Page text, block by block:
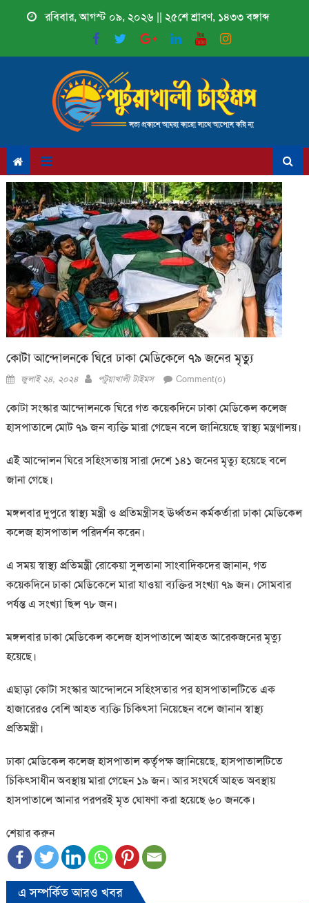
রবিবার, আগস্ট ০৯, ২০২৬ || ২৫শে শ্রাবণ, ১৪৩৩ বঙ্গাব্দ
কোটা আন্দোলনকে ঘিরে ঢাকা মেডিকেলে ৭৯ জনের মৃত্যু
Posted
জুলাই ২৪, ২০২৪ Author
পটুয়াখালী টাইমস Comment(০)
কোটা সংস্কার আন্দোলনকে ঘিরে গত কয়েকদিনে ঢাকা মেডিকেল কলেজ
হাসপাতালে মোট ৭৯ জন ব্যক্তি মারা গেছেন বলে জানিয়েছে স্বাস্থ্য মন্ত্রণালয়।
এই আন্দোলন ঘিরে সহিংসতায় সারা দেশে ১৪১ জনের মৃত্যু হয়েছে বলে
জানা গেছে।
মঙ্গলবার দুপুরে স্বাস্থ্য মন্ত্রী ও প্রতিমন্ত্রীসহ ঊর্ধ্বতন কর্মকর্তারা ঢাকা মেডিকেল
কলেজ হাসপাতাল পরিদর্শন করেন।
এ সময় স্বাস্থ্য প্রতিমন্ত্রী রোকেয়া সুলতানা সাংবাদিকদের জানান, গত
কয়েকদিনে ঢাকা মেডিকেলে মারা যাওয়া ব্যক্তির সংখ্যা ৭৯ জন। সোমবার
পর্যন্ত এ সংখ্যা ছিল ৭৮ জন।
মঙ্গলবার ঢাকা মেডিকেল কলেজ হাসপাতালে আহত আরেকজনের মৃত্যু
হয়েছে।
এছাড়া কোটা সংস্কার আন্দোলনে সহিংসতার পর হাসপাতালটিতে এক
হাজারেরও বেশি আহত ব্যক্তি চিকিৎসা নিয়েছেন বলে জানান স্বাস্থ্য
প্রতিমন্ত্রী।
ঢাকা মেডিকেল কলেজ হাসপাতাল কর্তৃপক্ষ জানিয়েছে, হাসপাতালটিতে
চিকিৎসাধীন অবস্থায় মারা গেছেন ১৯ জন। আর সংঘর্ষে আহত অবস্থায়
হাসপাতালে আনার পরপরই মৃত ঘোষণা করা হয়েছে ৬০ জনকে।
শেয়ার করুন
এ সম্পর্কিত আরও খবর